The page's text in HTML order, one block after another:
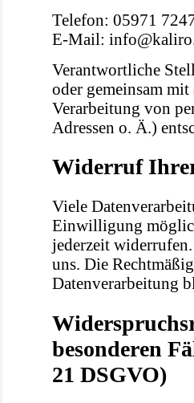
Telefon: 05971
E-Mail:
Verantwortliche
oder gemeinsam
Verarbeitung von
Adressen o. Ä.)
Widerruf
Viele
Einwilligung
jederzeit
uns. Die
Datenverarbeitung
besonderen
21 DSGVO)